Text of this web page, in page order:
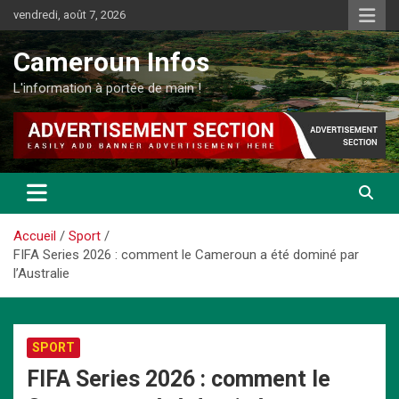
au
contenu
vendredi, août 7, 2026
Cameroun Infos
L'information à portée de main !
Accueil
Sport
FIFA Series 2026 : comment le Cameroun a été dominé par
l’Australie
SPORT
FIFA Series 2026 : comment le